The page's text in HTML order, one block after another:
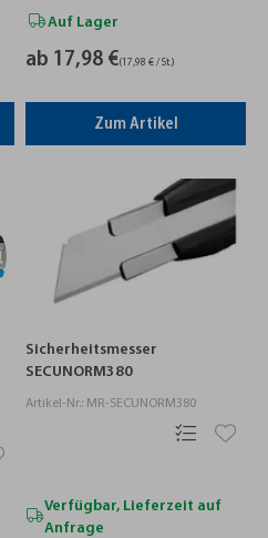
Auf Lager
ab 17,98 €(17,98 € / St.)
Zum Artikel
Sicherheitsmesser
SECUNORM380
Artikel-Nr.: MR-SECUNORM380
Verfügbar, Lieferzeit auf
Anfrage